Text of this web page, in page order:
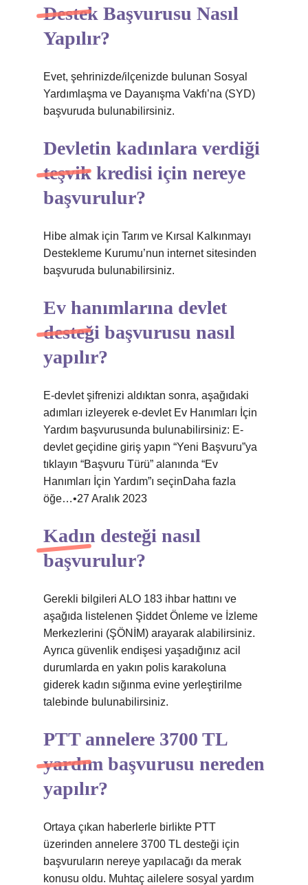
Destek Başvurusu Nasıl
Yapılır?
Evet, şehrinizde/ilçenizde bulunan Sosyal
Yardımlaşma ve Dayanışma Vakfı’na (SYD)
başvuruda bulunabilirsiniz.
Devletin kadınlara verdiği
teşvik kredisi için nereye
başvurulur?
Hibe almak için Tarım ve Kırsal Kalkınmayı
Destekleme Kurumu’nun internet sitesinden
başvuruda bulunabilirsiniz.
Ev hanımlarına devlet
desteği başvurusu nasıl
yapılır?
E-devlet şifrenizi aldıktan sonra, aşağıdaki
adımları izleyerek e-devlet Ev Hanımları İçin
Yardım başvurusunda bulunabilirsiniz: E-
devlet geçidine giriş yapın “Yeni Başvuru”ya
tıklayın “Başvuru Türü” alanında “Ev
Hanımları İçin Yardım”ı seçinDaha fazla
öğe…•27 Aralık 2023
Kadın desteği nasıl
başvurulur?
Gerekli bilgileri ALO 183 ihbar hattını ve
aşağıda listelenen Şiddet Önleme ve İzleme
Merkezlerini (ŞÖNİM) arayarak alabilirsiniz.
Ayrıca güvenlik endişesi yaşadığınız acil
durumlarda en yakın polis karakoluna
giderek kadın sığınma evine yerleştirilme
talebinde bulunabilirsiniz.
PTT annelere 3700 TL
yardım başvurusu nereden
yapılır?
Ortaya çıkan haberlerle birlikte PTT
üzerinden annelere 3700 TL desteği için
başvuruların nereye yapılacağı da merak
konusu oldu. Muhtaç ailelere sosyal yardım